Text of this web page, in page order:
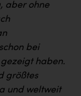
aber ohne
bei
haben.
größtes
und weltweit